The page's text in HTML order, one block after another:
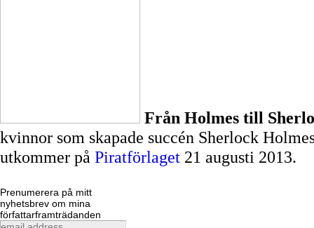
Från Holmes till
kvinnor som skapade succén Sherlock
utkommer på Piratförlaget 21 augusti 2013.
Prenumerera på mitt
nyhetsbrev om mina
författarframträdanden